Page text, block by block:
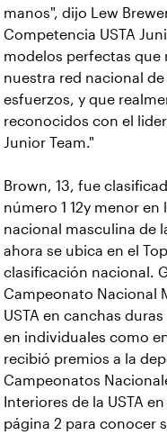
manos", dijo Lew
Competencia USTA
modelos perfectas que
nuestra red nacional
esfuerzos, y que
reconocidos con el
Junior Team."
Brown, 13, fue
número 1 12y menor en
nacional masculina de
ahora se ubica en el
clasificación nacional.
Campeonato Nacional
USTA en canchas
en individuales como
recibió premios a la
Campeonatos
Interiores de la USTA
página 2 para conocer